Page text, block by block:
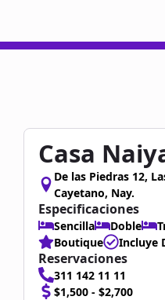
Casa
De las Piedras 12,
Cayetano, Nay.
Especificaciones
Sencilla Doble
Boutique
Incluye
Reservaciones
311 142 11 11
$1,500 - $2,700